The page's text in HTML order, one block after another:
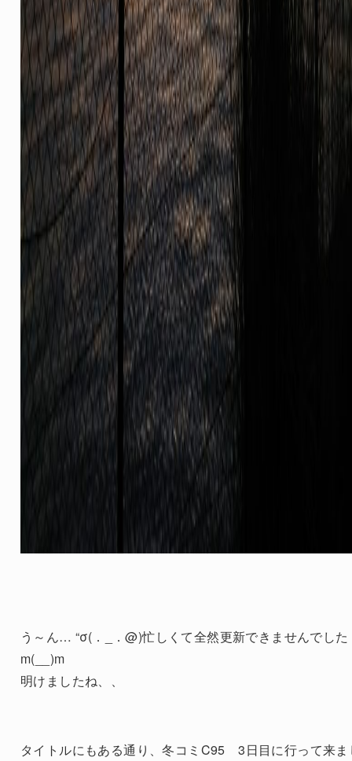
う～ん… “σ(．_．@)忙しくて全然更新できませんでした
m(__)m
明けましたね、、
タイトルにもある通り、冬コミC95 3日目に行って来ま